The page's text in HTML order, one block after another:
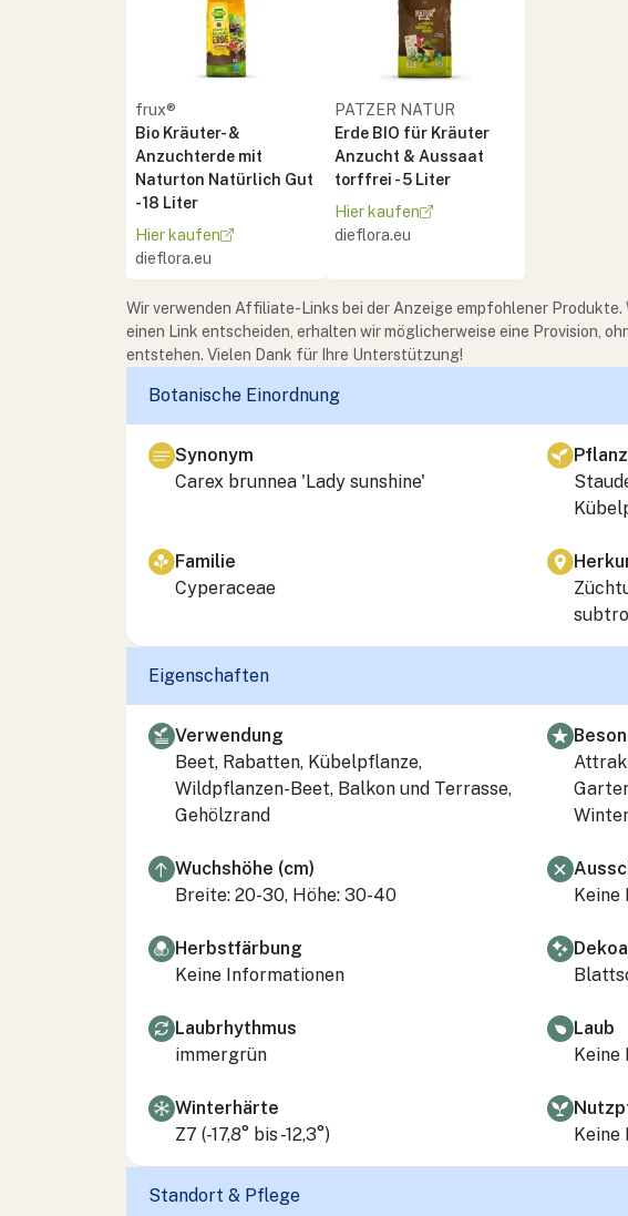
frux®
Bio Kräuter- &
Anzuchterde mit
Naturton Natürlich Gut
- 18 Liter
Hier kaufen
dieflora.eu
PATZER NATUR
Erde BIO für Kräuter
Anzucht & Aussaat
torffrei - 5 Liter
Hier kaufen
dieflora.eu
Wir verwenden Affiliate-Links bei der Anzeige empfohlener
einen Link entscheiden, erhalten wir möglicherweise eine Provision,
entstehen. Vielen Dank für Ihre Unterstützung!
Botanische Einordnung
Synonym
Carex brunnea 'Lady sunshine'
Familie
Cyperaceae
Eigenschaften
Verwendung
Beet, Rabatten, Kübelpflanze,
Wildpflanzen-Beet, Balkon und Terrasse,
Gehölzrand
Wuchshöhe (cm)
Breite: 20-30, Höhe: 30-40
Keine
Herbstfärbung
Keine Informationen
Laubrhythmus
immergrün
Laub
Keine
Winterhärte
Z7 (-17,8° bis -12,3°)
Keine
Standort & Pflege